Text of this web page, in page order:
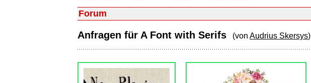
Forum
Anfragen für A Font with Serifs (von Audrius Skersys)